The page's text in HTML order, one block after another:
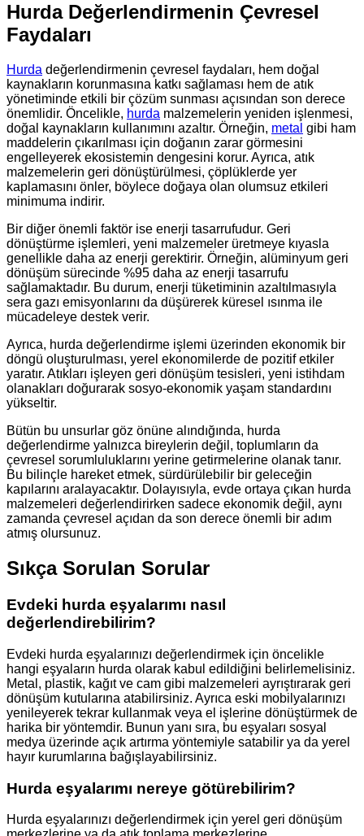
Hurda Değerlendirmenin Çevresel
Faydaları
Hurda değerlendirmenin çevresel faydaları, hem doğal
kaynakların korunmasına katkı sağlaması hem de atık
yönetiminde etkili bir çözüm sunması açısından son derece
önemlidir. Öncelikle, hurda malzemelerin yeniden işlenmesi,
doğal kaynakların kullanımını azaltır. Örneğin, metal gibi ham
maddelerin çıkarılması için doğanın zarar görmesini
engelleyerek ekosistemin dengesini korur. Ayrıca, atık
malzemelerin geri dönüştürülmesi, çöplüklerde yer
kaplamasını önler, böylece doğaya olan olumsuz etkileri
minimuma indirir.
Bir diğer önemli faktör ise enerji tasarrufudur. Geri
dönüştürme işlemleri, yeni malzemeler üretmeye kıyasla
genellikle daha az enerji gerektirir. Örneğin, alüminyum geri
dönüşüm sürecinde %95 daha az enerji tasarrufu
sağlamaktadır. Bu durum, enerji tüketiminin azaltılmasıyla
sera gazı emisyonlarını da düşürerek küresel ısınma ile
mücadeleye destek verir.
Ayrıca, hurda değerlendirme işlemi üzerinden ekonomik bir
döngü oluşturulması, yerel ekonomilerde de pozitif etkiler
yaratır. Atıkları işleyen geri dönüşüm tesisleri, yeni istihdam
olanakları doğurarak sosyo-ekonomik yaşam standardını
yükseltir.
Bütün bu unsurlar göz önüne alındığında, hurda
değerlendirme yalnızca bireylerin değil, toplumların da
çevresel sorumluluklarını yerine getirmelerine olanak tanır.
Bu bilinçle hareket etmek, sürdürülebilir bir geleceğin
kapılarını aralayacaktır. Dolayısıyla, evde ortaya çıkan hurda
malzemeleri değerlendirirken sadece ekonomik değil, aynı
zamanda çevresel açıdan da son derece önemli bir adım
atmış olursunuz.
Sıkça Sorulan Sorular
Evdeki hurda eşyalarımı nasıl
değerlendirebilirim?
Evdeki hurda eşyalarınızı değerlendirmek için öncelikle
hangi eşyaların hurda olarak kabul edildiğini belirlemelisiniz.
Metal, plastik, kağıt ve cam gibi malzemeleri ayrıştırarak geri
dönüşüm kutularına atabilirsiniz. Ayrıca eski mobilyalarınızı
yenileyerek tekrar kullanmak veya el işlerine dönüştürmek de
harika bir yöntemdir. Bunun yanı sıra, bu eşyaları sosyal
medya üzerinde açık artırma yöntemiyle satabilir ya da yerel
hayır kurumlarına bağışlayabilirsiniz.
Hurda eşyalarımı nereye götürebilirim?
Hurda eşyalarınızı değerlendirmek için yerel geri dönüşüm